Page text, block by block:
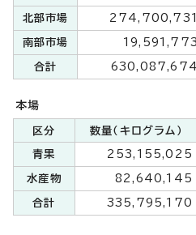
北部市場 274,700,731
南部市場 19,591,773
合計 630,087,674
本場
区分 数量（キログラム）
青果 253,155,025
水産物 82,640,145
合計 335,795,170